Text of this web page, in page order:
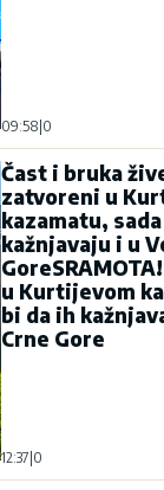
09:58 0
Čast i bruka
zatvoreni u
kazamatu,
kažnjavaju i u
u Kurtijevom
bi da ih
Crne Gore
12:37 0